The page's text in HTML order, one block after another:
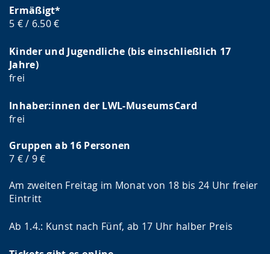
Ermäßigt*
5 € / 6.50 €
Kinder und Jugendliche (bis einschließlich 17
Jahre)
frei
Inhaber:innen der LWL-MuseumsCard
frei
Gruppen ab 16 Personen
7 € / 9 €
Am zweiten Freitag im Monat von 18 bis 24 Uhr freier
Eintritt
Ab 1.4.: Kunst nach Fünf, ab 17 Uhr halber Preis